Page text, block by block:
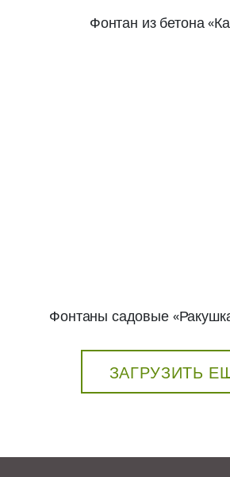
Фонтан из бетона
Фонтаны садовые
ЗАГРУЗИТЬ